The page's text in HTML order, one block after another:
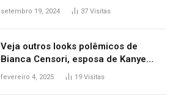
durante confusão no trânsito
setembro 19, 2024 37 Visitas
Veja outros looks polêmicos de
Bianca Censori, esposa de Kanye
West que apareceu nua no Grammy
fevereiro 4, 2025 19 Visitas